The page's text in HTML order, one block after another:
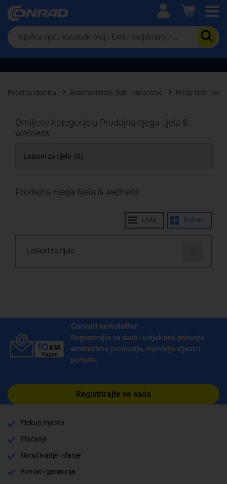
Ova postavka prilagođava asortiman proizvoda i
cijene vašim potrebama.
Da
biste
potražili
proizvod,
unesite
riječ,
EAN
serijski
Početna stranica Automobilizam, hobi i kućanstvo Njega tijela i
Omiljene kategorije u Prodajna njega tijela &
wellness
Losioni za tijelo (0)
Lista Kolone
Prodajna njega tijela & wellness
Losioni za tijelo
Conrad newsletter
Registrirajte se sada i uvijek prvi primajte
ekskluzivne promocije, najnovije vijesti i
ponude.
Registrirajte se sada
Pickup mjesto
Plaćanje
Naručivanje i slanje
Povrat i garancija